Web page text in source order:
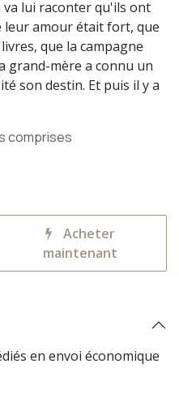
va lui raconter qu'ils ont
leur amour était fort, que
que la campagne
grand-mère a connu un
son destin. Et puis il y a
comprises
Acheter
maintenant
en envoi économique